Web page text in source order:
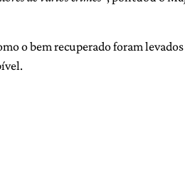
o bem recuperado foram